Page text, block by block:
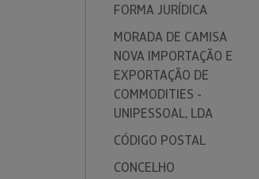
FORMA JURÍDICA
MORADA DE CAMISA
NOVA IMPORTAÇÃO E
EXPORTAÇÃO DE
COMMODITIES -
UNIPESSOAL, LDA
CÓDIGO POSTAL
CONCELHO